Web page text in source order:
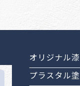
オリジナル
プラスタル